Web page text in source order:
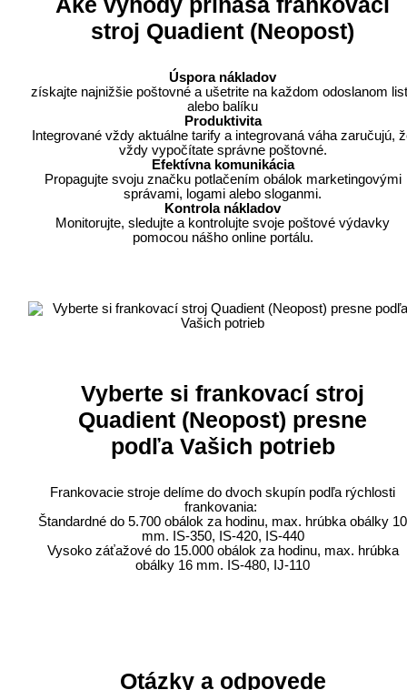
stroj Quadient (Neopost)­
Úspora nákladov
získajte najnižšie poštovné a ušetrite na každom odoslanom
alebo balíku
Produktivita
Integrované vždy aktuálne tarify a integrovaná váha zaručujú,
vždy vypočítate správne poštovné.
Efektívna komunikácia
Propagujte svoju značku potlačením obálok marketingovými
správami, logami alebo sloganmi.
Kontrola nákladov
Monitorujte, sledujte a kontrolujte svoje poštové výdavky
pomocou nášho online portálu.
Vyberte si frankovací stroj
Quadient (Neopost) presne
podľa Vašich potrieb
Frankovacie stroje delíme do dvoch skupín podľa rýchlosti
frankovania:
Štandardné do 5.700 obálok za hodinu, max. hrúbka obálky 10
mm. IS-350, IS-420, IS-440
Vysoko záťažové do 15.000 obálok za hodinu, max. hrúbka
obálky 16 mm. IS-480, IJ-110
Otázky a odpovede